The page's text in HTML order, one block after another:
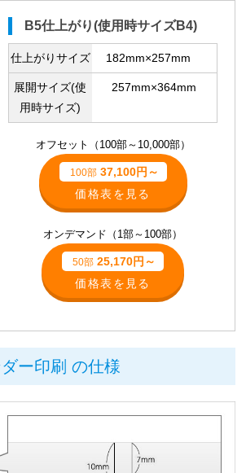
B5仕上がり(使用時サイズB4)
仕上がりサイズ 182mm×257mm
展開サイズ(使
用時サイズ)
257mm×364mm
オフセット（100部～10,000部）
100部37,100円～
価格表を見る
オンデマンド（1部～100部）
50部 25,170円～
価格表を見る
ー印刷 の仕様